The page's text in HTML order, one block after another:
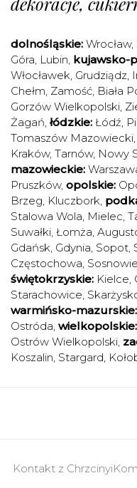
dolnośląskie: Wrocław,
Góra, Lubin, kujawsko-
Włocławek, Grudziądz,
Chełm, Zamość, Biała
Gorzów Wielkopolski,
Żagań, łódzkie: Łódź,
Tomaszów Mazowiecki,
Kraków, Tarnów, Nowy
mazowieckie:
Pruszków, opolskie:
Brzeg, Kluczbork,
Stalowa Wola, Mielec,
Suwałki, Łomża,
Gdańsk, Gdynia, Sopot,
Częstochowa,
świętokrzyskie: Kielce,
Starachowice,
warmińsko-mazurskie:
Ostróda, wielkopolskie:
Ostrów Wielkopolski,
Koszalin, Stargard,
Kontakt z